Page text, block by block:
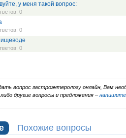
у меня такой вопрос:
0
0
0
вопрос гастроэнтерологу онлайн, Вам
другие вопросы и предложения –
Похожие вопросы